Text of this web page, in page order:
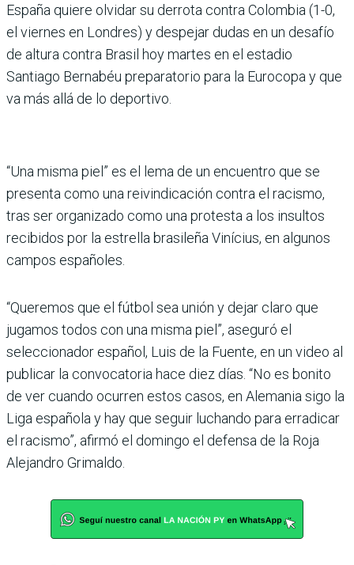
España quiere olvidar su derrota contra Colom­bia (1-0,
el viernes en Londres) y despejar dudas en un desafío
de altura contra Brasil hoy martes en el esta­dio
Santiago Bernabéu prepa­ratorio para la Eurocopa y que
va más allá de lo deportivo.
“Una misma piel” es el lema de un encuentro que se
presenta como una reivindicación con­tra el racismo,
tras ser organi­zado como una protesta a los insultos
recibidos por la estre­lla brasileña Vinícius, en algu­nos
campos españoles.
“Queremos que el fútbol sea unión y dejar claro que
juga­mos todos con una misma piel”, aseguró el
selecciona­dor español, Luis de la Fuente, en un video al
publicar la con­vocatoria hace diez días. “No es bonito
de ver cuando ocu­rren estos casos, en Alemania sigo la
Liga española y hay que seguir luchando para erradicar
el racismo”, afirmó el domingo el defensa de la Roja
Alejandro Grimaldo.